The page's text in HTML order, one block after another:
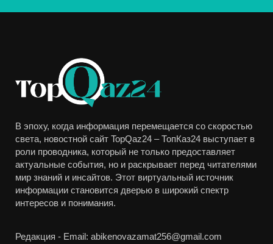
В эпоху, когда информация перемещается со скоростью
света, новостной сайт TopQaz24 – ТопКаз24 выступает в
роли проводника, который не только предоставляет
актуальные события, но и раскрывает перед читателями
мир знаний и инсайтов. Этот виртуальный источник
информации становится дверью в широкий спектр
интересов и понимания.
Редакция - Email: abikenovazamat256@gmail.com